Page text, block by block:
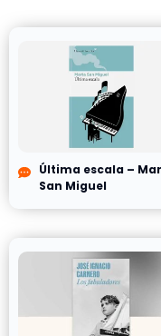
Última escala –
San Miguel